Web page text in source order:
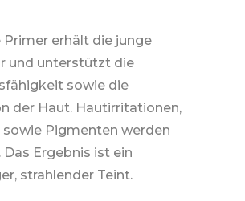
erhält die junge
und unterstützt die
sowie die
der Haut. Hautirritationen,
Pigmenten werden
Ergebnis ist ein
strahlender Teint.